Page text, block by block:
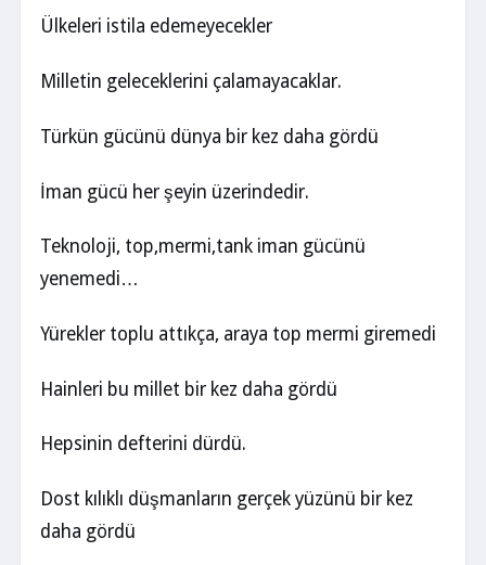
Ülkeleri istila edemeyecekler
Milletin geleceklerini çalamayacaklar.
Türkün gücünü dünya bir kez daha gördü
İman gücü her şeyin üzerindedir.
Teknoloji, top,mermi,tank iman gücünü
yenemedi…
Yürekler toplu attıkça, araya top mermi giremedi
Hainleri bu millet bir kez daha gördü
Hepsinin defterini dürdü.
Dost kılıklı düşmanların gerçek yüzünü bir kez
daha gördü